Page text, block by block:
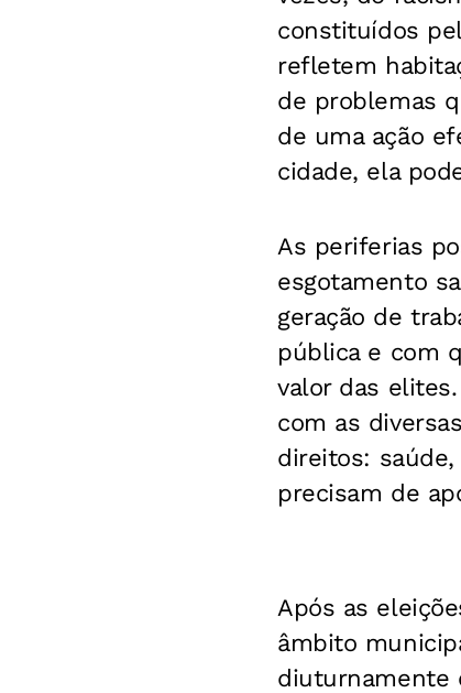
constituídos
refletem
de problemas
de uma ação
cidade, ela
As periferias
esgotamento
geração de
pública e com
valor das
com as
direitos:
precisam de
Após as
âmbito
diuturnamente